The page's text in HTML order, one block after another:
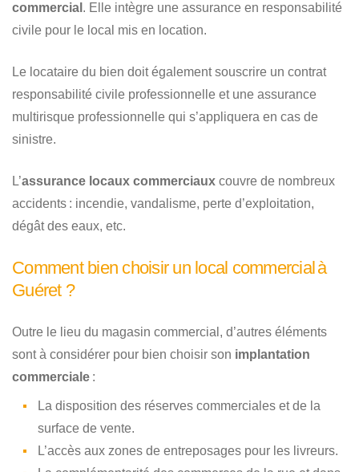
commercial . Elle intègre une assurance en responsabilité
civile pour le local mis en location.
Le locataire du bien doit également souscrire un contrat
responsabilité civile professionnelle et une assurance
multirisque professionnelle qui s’appliquera en cas de
sinistre.
L’assurance locaux commerciaux couvre de nombreux
accidents : incendie, vandalisme, perte d’exploitation,
dégât des eaux, etc.
Comment bien choisir un local commercial à
Guéret ?
Outre le lieu du magasin commercial, d’autres éléments
sont à considérer pour bien choisir son implantation
commerciale :
La disposition des réserves commerciales et de la
surface de vente.
L’accès aux zones de entreposages pour les livreurs.